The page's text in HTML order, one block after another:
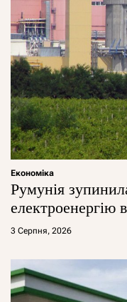
Економіка
Румунія
електроенергію
3 Серпня, 2026